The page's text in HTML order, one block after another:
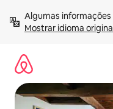
para
Mostrar idioma